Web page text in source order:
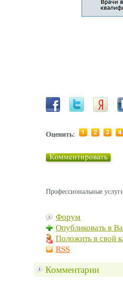
Оценить:
Профессиональные
Форум
Опубликовать в
Положить в свой
RSS
Комментарии